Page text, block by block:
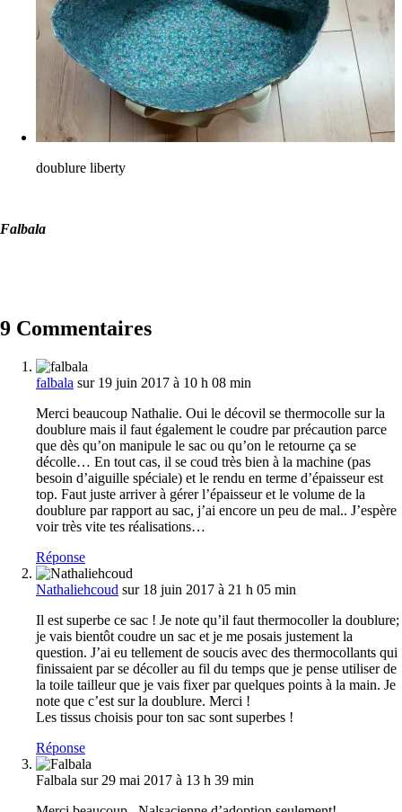
doublure liberty
Falbala
9 Commentaires
falbala sur 19 juin 2017 à 10 h 08 min
Merci beaucoup Nathalie. Oui le décovil se thermocolle sur la
doublure mais il faut également le coudre par précaution parce
que dès qu’on manipule le sac ou qu’on le retourne ça se
décolle… En tout cas, il se coud très bien à la machine (pas
besoin d’aiguille spéciale) et le rendu en terme d’épaisseur est
top. Faut juste arriver à gérer l’épaisseur et le volume de la
doublure par rapport au sac, j’ai encore un peu de mal.. J’espère
voir très vite tes réalisations…
Réponse
Nathaliehcoud sur 18 juin 2017 à 21 h 05 min
Il est superbe ce sac ! Je note qu’il faut thermocoller la doublure;
je vais bientôt coudre un sac et je me posais justement la
question. J’ai eu tellement de soucis avec des thermocollants qui
finissaient par se décoller au fil du temps que je pense utiliser de
la toile tailleur que je vais fixer par quelques points à la main. Je
note que c’est sur la doublure. Merci !
Les tissus choisis pour ton sac sont superbes !
Réponse
Falbala sur 29 mai 2017 à 13 h 39 min